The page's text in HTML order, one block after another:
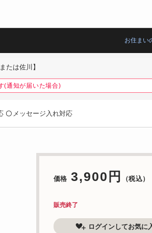
お住まい
たは佐川】
(通知が届いた場合)
〇 メッセージ入れ対応
価格 3,900円 （税込）
販売終了
ログインしてお気に